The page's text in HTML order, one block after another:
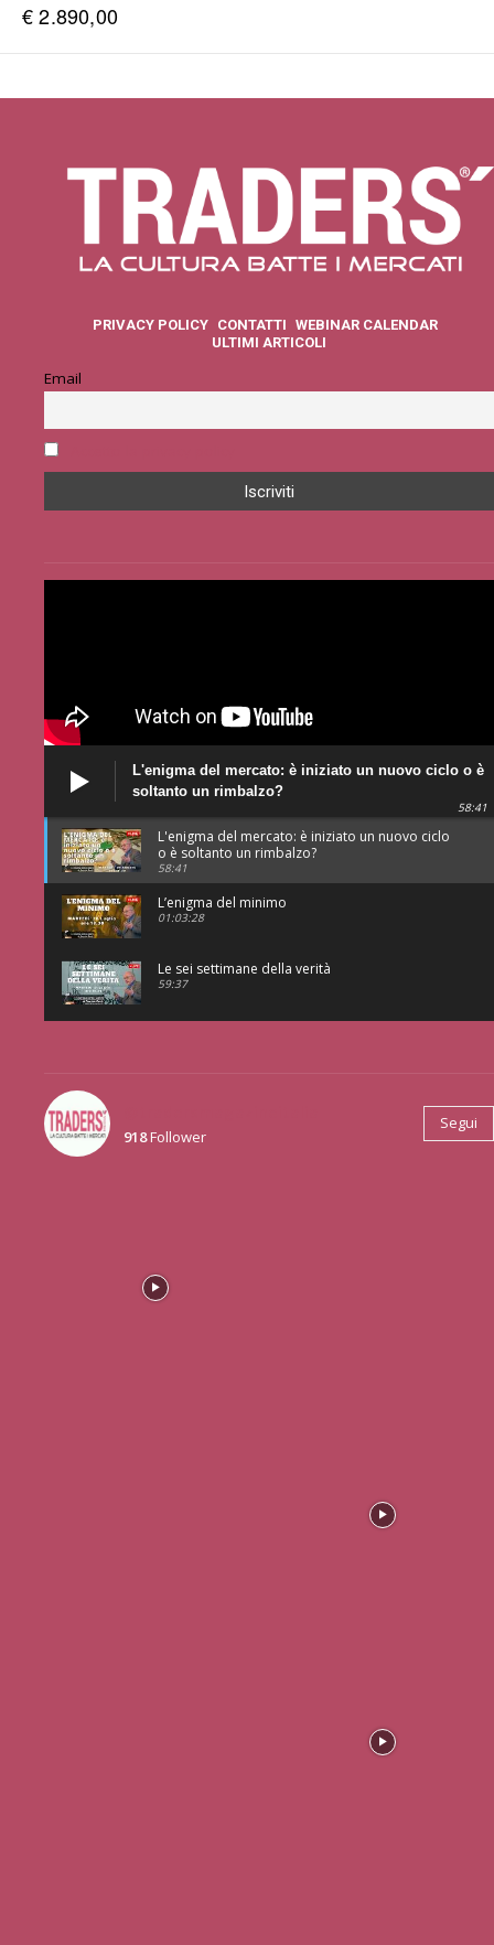
€2.890,00
PRIVACY POLICY CONTATTI WEBINAR CALENDAR
ULTIMI ARTICOLI
Email
L'enigma del mercato: è iniziato un nuovo ciclo o è
soltanto un rimbalzo?
58:41
L'enigma del mercato: è iniziato un nuovo ciclo
o è soltanto un rimbalzo?
58:41
L’enigma del minimo
01:03:28
Le sei settimane della verità
59:37
918Follower
Segui